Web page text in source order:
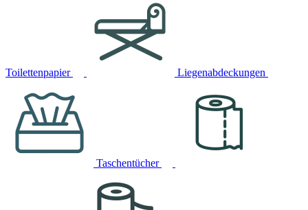
Toilettenpapier Liegenabdeckungen
Taschentücher